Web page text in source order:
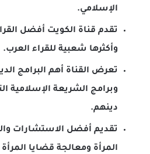
الإسلامي.
تقدم قناة الكويت أفضل
وأكثرها شعبية للقراء العرب.
تعرض القناة أهم البرامج
وبرامج الشريعة الإسلامية
دينهم.
تقديم أفضل الاستشارات
المرأة ومعالجة قضايا